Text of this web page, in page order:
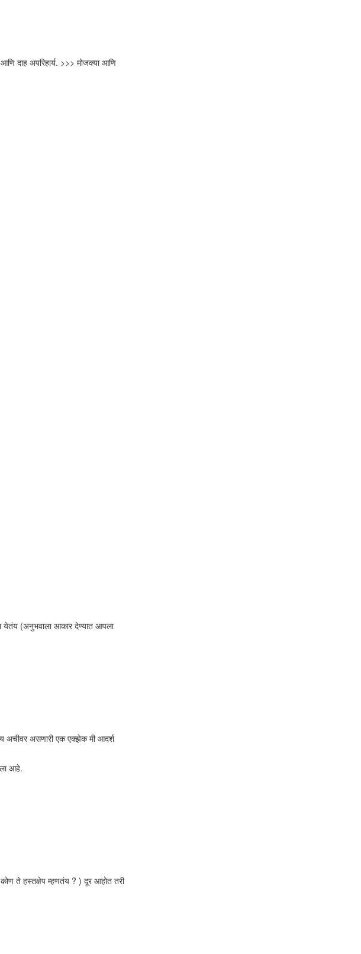
दाह अपरिहार्य. >>> मोजक्या आणि
येतंय (अनुभवाला आकार देण्यात आपला
अचीवर असणारी एक एक्झेक मी आदर्श
आहे.
कोण ते हस्तक्षेप म्हणतंय ? ) दूर आहोत तरी